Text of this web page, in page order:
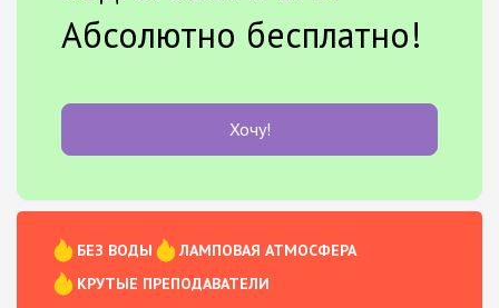
Абсолютно бесплатно!
Хочу!
БЕЗ ВОДЫ
ЛАМПОВАЯ АТМОСФЕРА
КРУТЫЕ ПРЕПОДАВАТЕЛИ